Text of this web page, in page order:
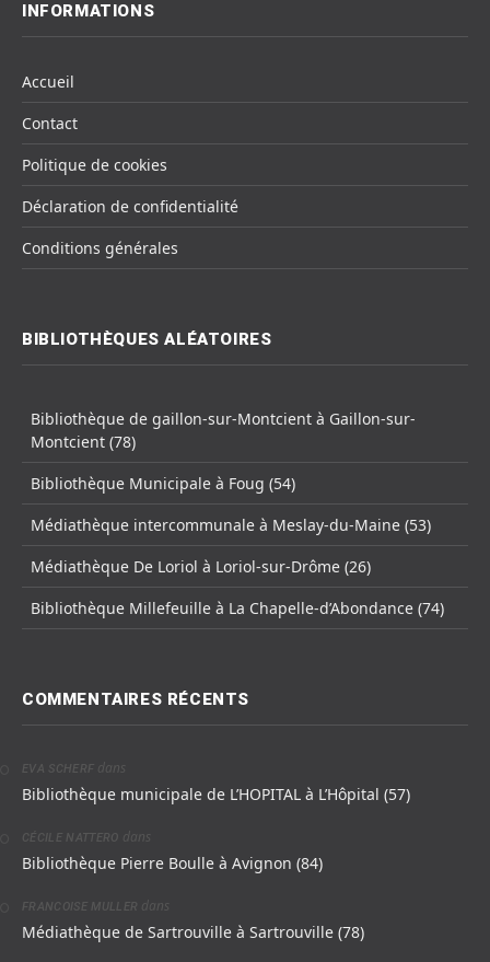
INFORMATIONS
Accueil
Contact
Politique de cookies
Déclaration de confidentialité
Conditions générales
BIBLIOTHÈQUES ALÉATOIRES
Bibliothèque de gaillon-sur-Montcient à Gaillon-sur-
Montcient (78)
Bibliothèque Municipale à Foug (54)
Médiathèque intercommunale à Meslay-du-Maine (53)
Médiathèque De Loriol à Loriol-sur-Drôme (26)
Bibliothèque Millefeuille à La Chapelle-d’Abondance (74)
COMMENTAIRES RÉCENTS
EVA SCHERF dans
Bibliothèque municipale de L’HOPITAL à L’Hôpital (57)
CÉCILE NATTERO dans
Bibliothèque Pierre Boulle à Avignon (84)
FRANCOISE MULLER dans
Médiathèque de Sartrouville à Sartrouville (78)